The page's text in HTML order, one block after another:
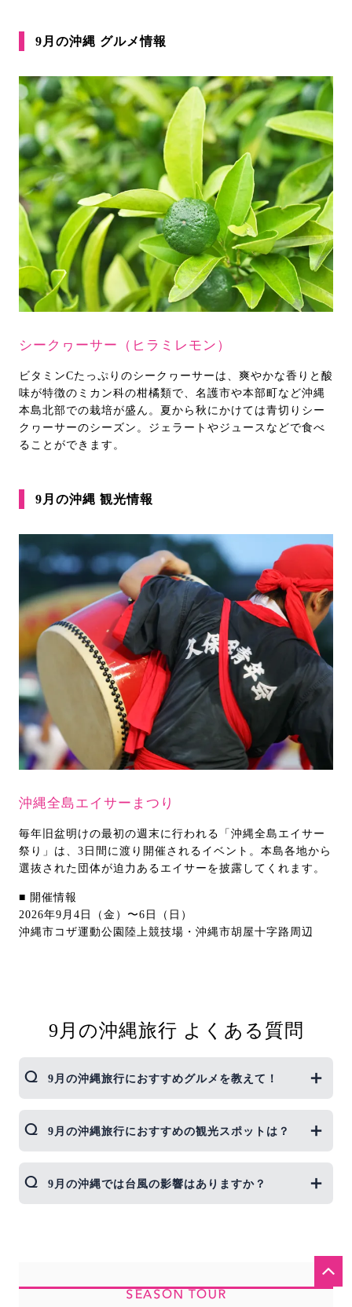
9月の沖縄 グルメ情報
シークヮーサー（ヒラミレモン）
ビタミンCたっぷりのシークヮーサーは、爽やかな香りと酸
味が特徴のミカン科の柑橘類で、名護市や本部町など沖縄
本島北部での栽培が盛ん。夏から秋にかけては青切りシー
クヮーサーのシーズン。ジェラートやジュースなどで食べ
ることができます。
9月の沖縄 観光情報
沖縄全島エイサーまつり
毎年旧盆明けの最初の週末に行われる「沖縄全島エイサー
祭り」は、3日間に渡り開催されるイベント。本島各地から
選抜された団体が迫力あるエイサーを披露してくれます。
■ 開催情報
2026年9月4日（金）〜6日（日）
沖縄市コザ運動公園陸上競技場・沖縄市胡屋十字路周辺
9月の沖縄旅行 よくある質問
9月の沖縄旅行におすすめグルメを教えて！
ます。グアバやシークヮーサーを使ったアイスやス
ムージー、ジュースなどが食べられるカフェに立ち
9月の沖縄旅行におすすめの観光スポットは？
も楽しめる屋内観光スポットがおすすめです。定番
の沖縄美ら海水族館やDMMかりゆし水族館、南国
9月の沖縄では台風の影響はありますか？
考えて、事前に天気予報をチェックしておきましょ
SEASON TOUR